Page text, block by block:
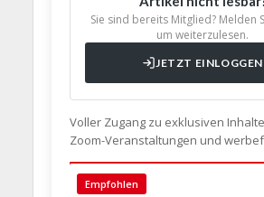
Sie sind bereits Mitglied? Melden
um weiterzulesen.
JETZT EINLOGGEN
Voller Zugang zu exklusiven
Zoom-Veranstaltungen und
Empfohlen